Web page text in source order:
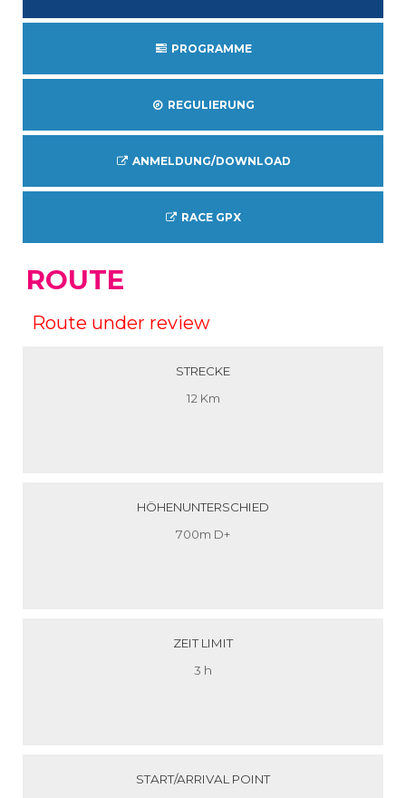
PROGRAMME
REGULIERUNG
ANMELDUNG/DOWNLOAD
RACE GPX
ROUTE
Route under review
STRECKE
12 Km
HÖHENUNTERSCHIED
700m D+
ZEIT LIMIT
3 h
START/ARRIVAL POINT